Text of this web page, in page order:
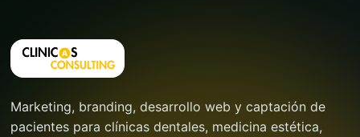
Marketing, branding, desarrollo web y captación de
pacientes para clínicas dentales, medicina estética,